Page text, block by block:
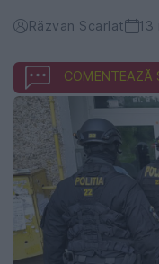
Răzvan Scarlat 13
COMENTEAZĂ